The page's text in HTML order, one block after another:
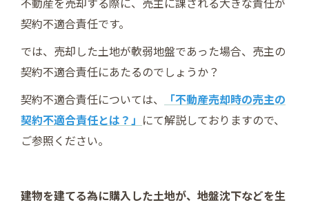
契約不適合責任です。
では、売却した土地が軟弱地盤であった場合、売主の
契約不適合責任にあたるのでしょうか？
契約不適合責任については、
「不動産売却時の売主の
契約不適合責任とは？」 にて解説しておりますので、
ご参照ください。
建物を建てる為に購入した土地が、地盤沈下などを生